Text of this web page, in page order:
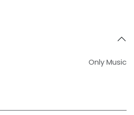
Only Music